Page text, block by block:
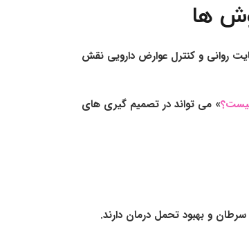
ها
روانی و کنترل عوارض دارویی نقش
» می تواند در تصمیم گیری های
و بهبود تحمل درمان دارند.